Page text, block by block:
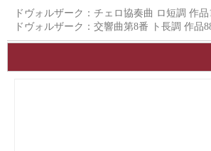
ドヴォルザーク：チェロ協奏曲 ロ短調 作品
ドヴォルザーク：交響曲第8番 ト長調 作